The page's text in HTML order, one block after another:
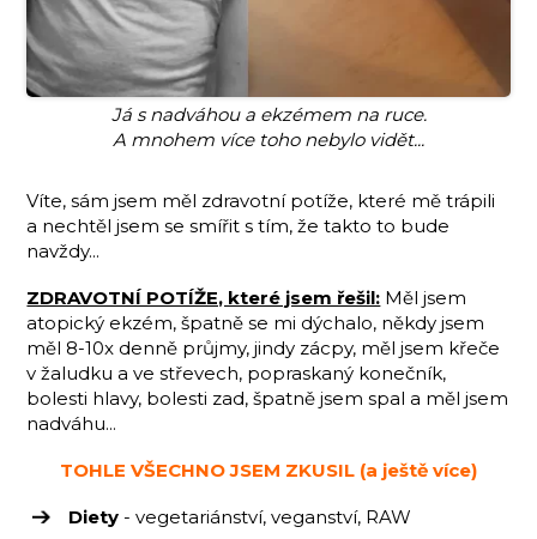
Já s nadváhou a ekzémem na ruce.
A mnohem více toho nebylo vidět...
Víte, sám jsem měl zdravotní potíže, které mě trápili
a nechtěl jsem se smířit s tím, že takto to bude
navždy...
ZDRAVOTNÍ POTÍŽE, které jsem řešil: Měl jsem
atopický ekzém, špatně se mi dýchalo, někdy jsem
měl 8-10x denně průjmy, jindy zácpy, měl jsem křeče
v žaludku a ve střevech, popraskaný konečník,
bolesti hlavy, bolesti zad, špatně jsem spal a měl jsem
nadváhu...
TOHLE VŠECHNO JSEM ZKUSIL (a ještě více)
Diety - vegetariánství, veganství, RAW